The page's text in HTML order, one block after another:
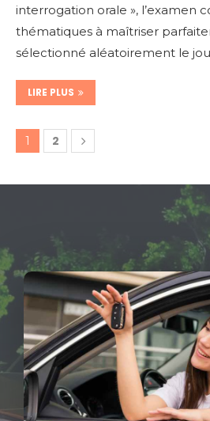
interrogation orale », l’examen
thématiques à maîtriser
sélectionné aléatoirement le
LIRE PLUS
1 2